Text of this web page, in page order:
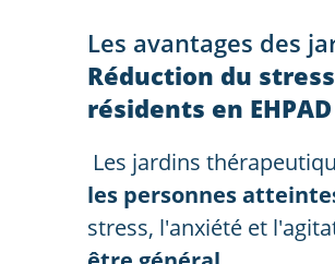
Les avantages des
Réduction du
résidents en EHPAD
Les jardins
les personnes
stress, l'anxiété et